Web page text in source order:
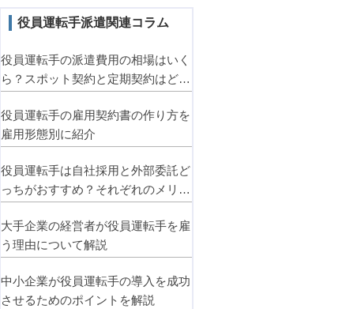
役員運転手派遣関連コラム
役員運転手の派遣費用の相場はいく
ら？スポット契約と定期契約はどっ
役員運転手の雇用契約書の作り方を
雇用形態別に紹介
役員運転手は自社採用と外部委託ど
っちがおすすめ？それぞれのメリッ
大手企業の経営者が役員運転手を雇
う理由について解説
中小企業が役員運転手の導入を成功
させるためのポイントを解説